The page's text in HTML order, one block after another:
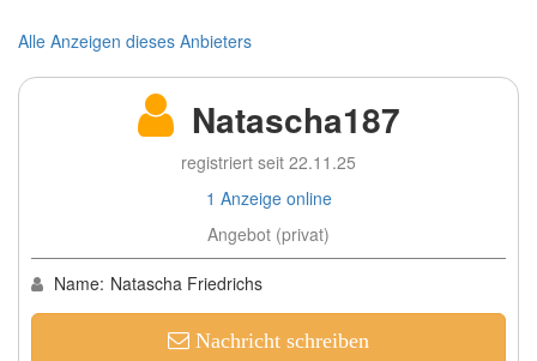
Alle Anzeigen dieses Anbieters
Natascha187
registriert seit 22.11.25
1 Anzeige online
Angebot (privat)
Name: Natascha Friedrichs
Nachricht schreiben